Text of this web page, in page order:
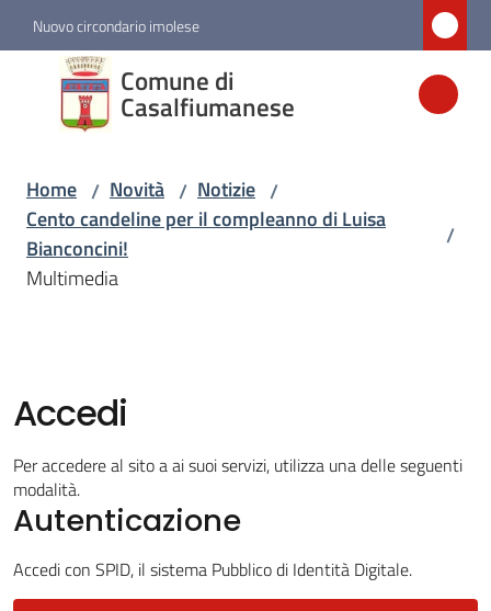
Vai al contenuto
Vai alla navigazione
Vai al footer
Nuovo circondario imolese
Comune di
Casalfiumanese
Comune di
Casalfiumanese
Amministrazione
Novità
Menu selezionato
Vivere
Casalfiumanese
5x1000
Home / Novità / Notizie /
Cento candeline per il compleanno di Luisa
Bianconcini!
/
Multimedia
Accedi
Per accedere al sito a ai suoi servizi, utilizza una delle seguenti
modalità.
Autenticazione
Accedi con SPID, il sistema Pubblico di Identità Digitale.